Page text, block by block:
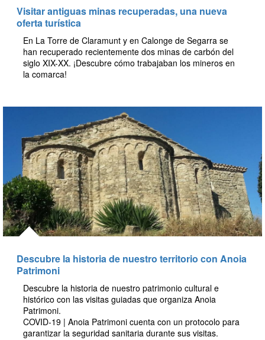
Visitar antiguas minas recuperadas, una nueva
oferta turística
En La Torre de Claramunt y en Calonge de Segarra se
han recuperado recientemente dos minas de carbón del
siglo XIX-XX. ¡Descubre cómo trabajaban los mineros en
la comarca!
Descubre la historia de nuestro territorio con Anoia
Patrimoni
Descubre la historia de nuestro patrimonio cultural e
histórico con las visitas guiadas que organiza Anoia
Patrimoni.
COVID-19 | Anoia Patrimoni cuenta con un protocolo para
garantizar la seguridad sanitaria durante sus visitas.